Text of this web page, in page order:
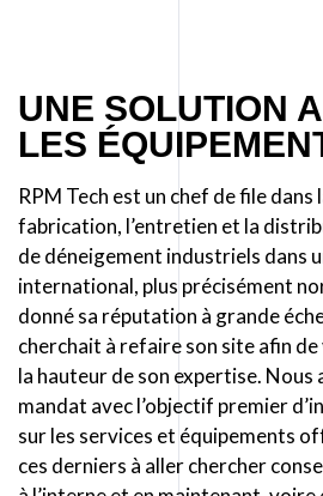
UNE SOLUTION
LES
RPM Tech est un chef de file dans
fabrication, l’entretien et la
de déneigement industriels dans
international, plus précisément
donné sa réputation à grande
cherchait à refaire son site afin de
la hauteur de son expertise. Nous
mandat avec l’objectif premier
sur les services et équipements
ces derniers à aller chercher